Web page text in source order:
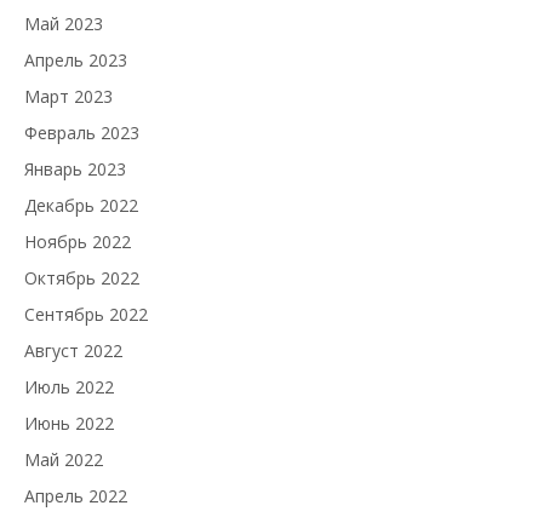
Май 2023
Апрель 2023
Март 2023
Февраль 2023
Январь 2023
Декабрь 2022
Ноябрь 2022
Октябрь 2022
Сентябрь 2022
Август 2022
Июль 2022
Июнь 2022
Май 2022
Апрель 2022